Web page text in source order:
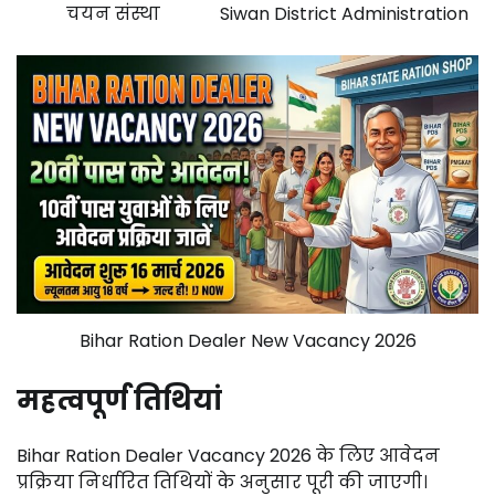
चयन संस्था
Siwan District Administration
Bihar Ration Dealer New Vacancy 2026
महत्वपूर्ण तिथियां
Bihar Ration Dealer Vacancy 2026 के लिए आवेदन
प्रक्रिया निर्धारित तिथियों के अनुसार पूरी की जाएगी।